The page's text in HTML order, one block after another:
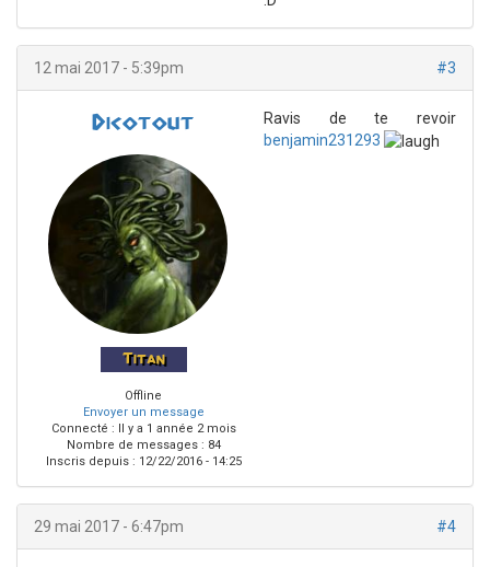
#3
12 mai 2017 - 5:39pm
Dicotout
Titan
Offline
Envoyer un message
Connecté : Il y a 1 année 2 mois
Nombre de messages : 84
Inscris depuis : 12/22/2016 - 14:25
Ravis de te revoir
benjamin231293
#4
29 mai 2017 - 6:47pm